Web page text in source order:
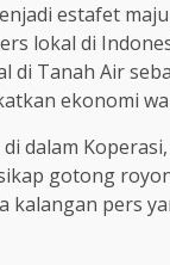
estafet
lokal di
di Tanah Air
ekonomi
dalam
gotong
kalangan pers